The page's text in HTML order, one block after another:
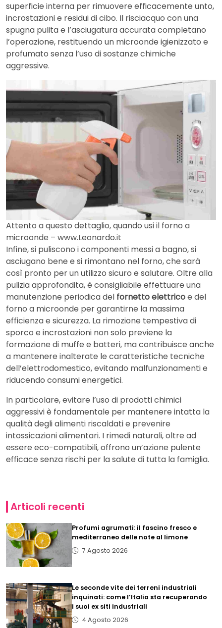
superficie interna per rimuovere efficacemente unto,
incrostazioni e residui di cibo. Il risciacquo con una
spugna pulita e l’asciugatura accurata completano
l’operazione, restituendo un microonde igienizzato e
profumato senza l’uso di sostanze chimiche
aggressive.
Attento a questo dettaglio, quando usi il forno a
microonde – www.Leonardo.it
Infine, si puliscono i componenti messi a bagno, si
asciugano bene e si rimontano nel forno, che sarà
così pronto per un utilizzo sicuro e salutare. Oltre alla
pulizia approfondita, è consigliabile effettuare una
manutenzione periodica del fornetto elettricoe del
forno a microonde per garantirne la massima
efficienza e sicurezza. La rimozione tempestiva di
sporco e incrostazioni non solo previene la
formazione di muffe e batteri, ma contribuisce anche
a mantenere inalterate le caratteristiche tecniche
dell’elettrodomestico, evitando malfunzionamenti e
riducendo consumi energetici.
In particolare, evitare l’uso di prodotti chimici
aggressivi è fondamentale per mantenere intatta la
qualità degli alimenti riscaldati e prevenire
intossicazioni alimentari. I rimedi naturali, oltre ad
essere eco-compatibili, offrono un’azione pulente
efficace senza rischi per la salute di tutta la famiglia.
Articoli recenti
Profumi agrumati: il fascino fresco e
mediterraneo delle note al limone
7 Agosto 2026
Le seconde vite dei terreni industriali
inquinati: come l’Italia sta recuperando
i suoi ex siti industriali
4 Agosto 2026